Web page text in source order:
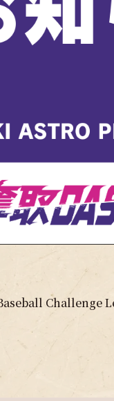
Challenge